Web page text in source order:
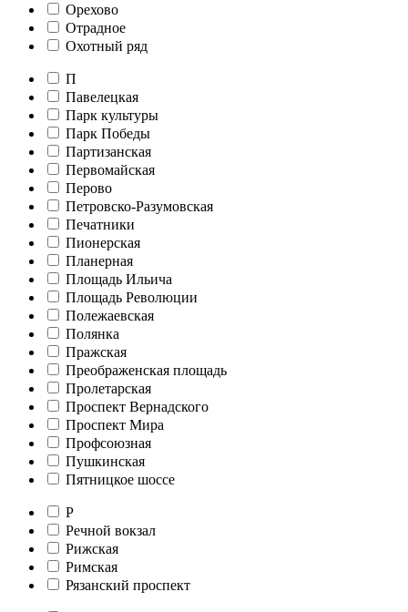
Орехово
Отрадное
Охотный ряд
П
Павелецкая
Парк культуры
Парк Победы
Партизанская
Первомайская
Перово
Петровско-Разумовская
Печатники
Пионерская
Планерная
Площадь Ильича
Площадь Революции
Полежаевская
Полянка
Пражская
Преображенская площадь
Пролетарская
Проспект Вернадского
Проспект Мира
Профсоюзная
Пушкинская
Пятницкое шоссе
Р
Речной вокзал
Рижская
Римская
Рязанский проспект